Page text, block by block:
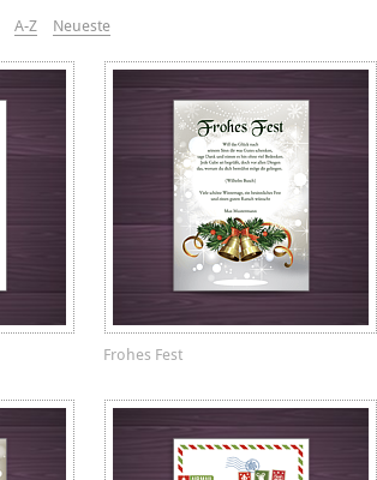
A-Z Neueste
Frohes Fest